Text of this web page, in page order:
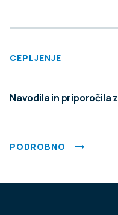
s strokovnjaki ali
CEPLJENJE
Navodila in priporočila
PODROBNO